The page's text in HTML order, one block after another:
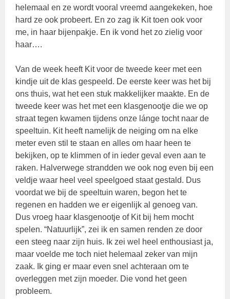
helemaal en ze wordt vooral vreemd aangekeken, hoe
hard ze ook probeert. En zo zag ik Kit toen ook voor
me, in haar bijenpakje. En ik vond het zo zielig voor
haar….
Van de week heeft Kit voor de tweede keer met een
kindje uit de klas gespeeld. De eerste keer was het bij
ons thuis, wat het een stuk makkelijker maakte. En de
tweede keer was het met een klasgenootje die we op
straat tegen kwamen tijdens onze lánge tocht naar de
speeltuin. Kit heeft namelijk de neiging om na elke
meter even stil te staan en alles om haar heen te
bekijken, op te klimmen of in ieder geval even aan te
raken. Halverwege strandden we ook nog even bij een
veldje waar heel veel speelgoed staat gestald. Dus
voordat we bij de speeltuin waren, begon het te
regenen en hadden we er eigenlijk al genoeg van.
Dus vroeg haar klasgenootje of Kit bij hem mocht
spelen. “Natuurlijk”, zei ik en samen renden ze door
een steeg naar zijn huis. Ik zei wel heel enthousiast ja,
maar voelde me toch niet helemaal zeker van mijn
zaak. Ik ging er maar even snel achteraan om te
overleggen met zijn moeder. Die vond het geen
probleem.